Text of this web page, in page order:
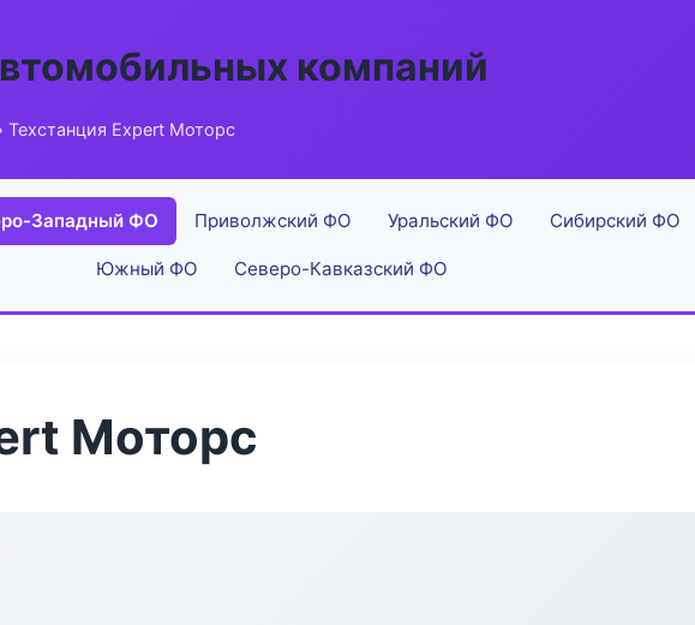
компаний
Техстанция Expert Моторс
Западный ФО Приволжский ФО Уральский ФО Сибирский ФО
Южный ФО Северо-Кавказский ФО
Моторс